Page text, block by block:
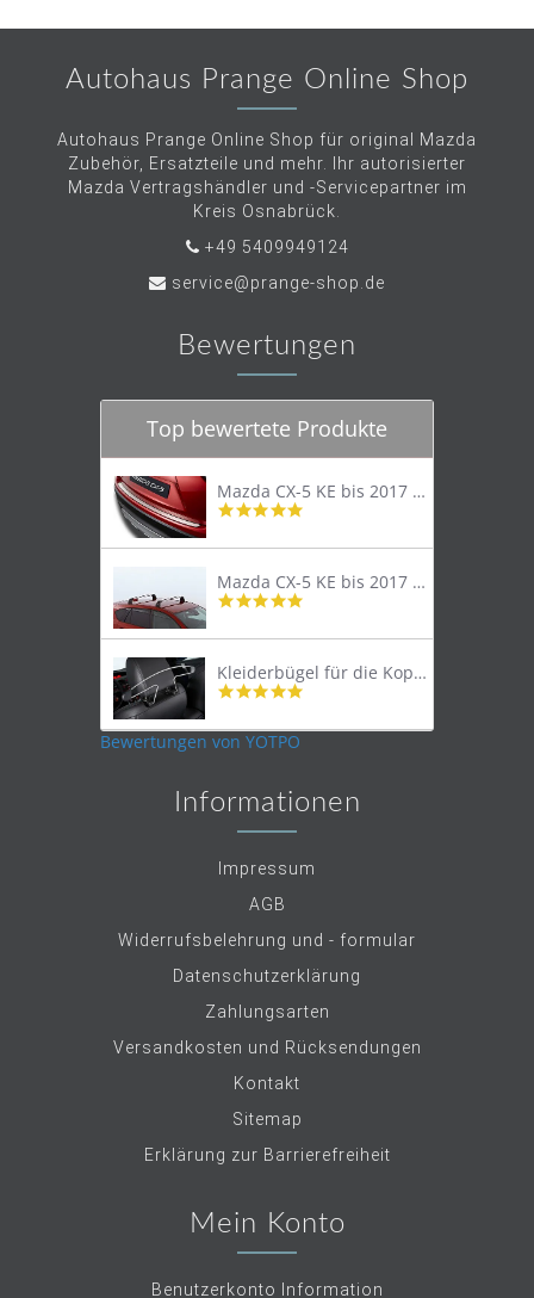
Autohaus Prange Online Shop
Autohaus Prange Online Shop für original Mazda
Zubehör, Ersatzteile und mehr. Ihr autorisierter
Mazda Vertragshändler und -Servicepartner im
Kreis Osnabrück.
+49 5409949124
service@prange-shop.de
Bewertungen
Top bewertete Produkte
Mazda CX-5 KE bis 2017 Trittschutzleiste Edelstahl original
4.8
rating
Mazda CX-5 KE bis 2017 Lastenträger Dachträger
4.9
rating
Kleiderbügel für die Kopfstütze
4.9
rating
Bewertungen von YOTPO
Informationen
Impressum
AGB
Widerrufsbelehrung und - formular
Datenschutzerklärung
Zahlungsarten
Versandkosten und Rücksendungen
Kontakt
Sitemap
Erklärung zur Barrierefreiheit
Mein Konto
Benutzerkonto Information